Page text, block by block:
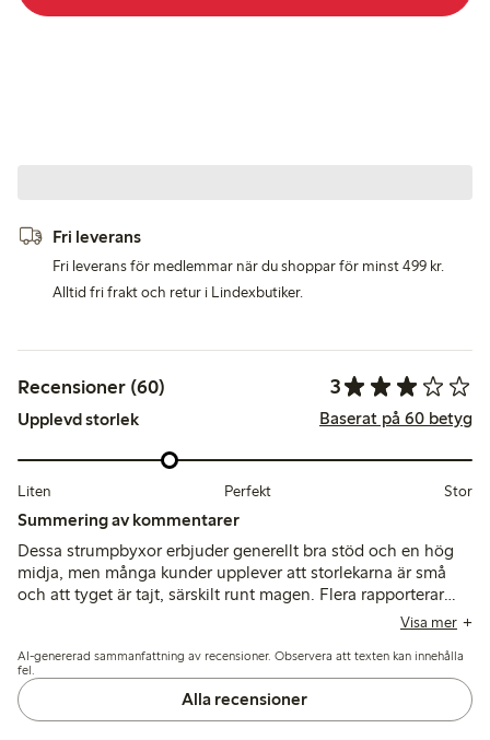
Fri leverans
Fri leverans för medlemmar när du shoppar för minst 499 kr.
Alltid fri frakt och retur i Lindexbutiker.
Recensioner (60) 3
Upplevd storlek Baserat på 60 betyg
Liten Perfekt Stor
Summering av kommentarer
Dessa strumpbyxor erbjuder generellt bra stöd och en hög
midja, men många kunder upplever att storlekarna är små
och att tyget är tajt, särskilt runt magen. Flera rapporterar
problem med hållbarheten och noterar att strumpbyxorna
obekväma eller synliga under kläder.
Visa mer
AI-genererad sammanfattning av recensioner. Observera att texten kan innehålla
fel.
Alla recensioner